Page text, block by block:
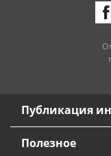
Публикация
Полезное